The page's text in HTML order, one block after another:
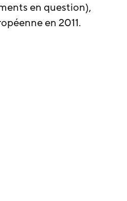
en question),
en 2011.